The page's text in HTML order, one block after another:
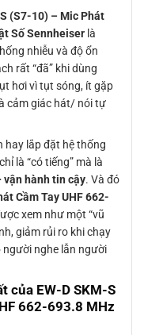
(S7-10) – Mic Phát
Số Sennheiser là
nhiễu và độ ổn
rất “đã” khi dùng
hơi vì tụt sóng, ít gặp
cảm giác hát/ nói tự
hay lắp đặt hệ thống
là “có tiếng” mà là
vận hành tin cậy. Và đó
Cầm Tay UHF 662-
xem như một “vũ
giảm rủi ro khi chạy
nghe lẫn người
của EW-D SKM-S
662-693.8 MHz